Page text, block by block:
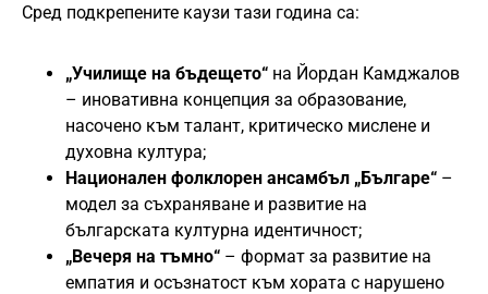
Сред подкрепените каузи тази година са:
„Училище на бъдещето“ на Йордан Камджалов
– иновативна концепция за образование,
насочено към талант, критическо мислене и
духовна култура;
Национален фолклорен ансамбъл „Българе“ –
модел за съхраняване и развитие на
българската културна идентичност;
„Вечеря на тъмно“ – формат за развитие на
емпатия и осъзнатост към хората с нарушено